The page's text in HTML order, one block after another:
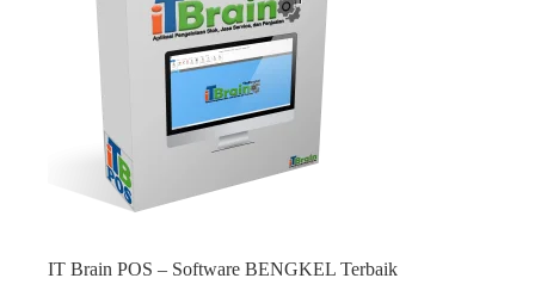
IT Brain POS – Software BENGKEL Terbaik